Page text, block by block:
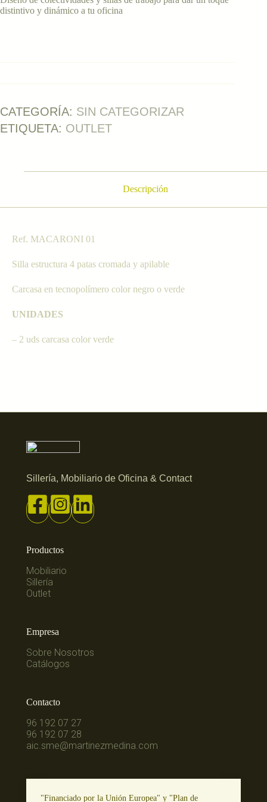
distintivo y dinámico a tu oficina
CATEGORÍA: SIN CATEGORIZAR
ETIQUETA: OUTLET
Descripción
Ref. MACARONI 01
Silla estructura 4 patas cromada y apilable
Carcasa en tecnopolímero color negro o verde
UNIDADES
– 2 uds carcasa color verde
Sillería, Mobiliario de Oficina & Contact
Productos
Mobiliario
Sillería
Outlet
Empresa
Sobre Nosotros
Catálogos
Contacto
96 192 07 27
96 192 07 28
aic.sme@martinezmedina.com
"Financiado por la Unión Europea" y "Plan de